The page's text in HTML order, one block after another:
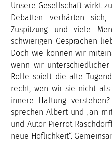
Unsere Gesellschaft wirkt
Debatten verhärten
Zuspitzung und viele
schwierigen Gesprächen
Doch wie können wir
wenn wir
Rolle spielt die alte
recht, wen wir sie nicht
innere Haltung
sprechen Albert und Jan
und Autor Pierrot
neue Höflichkeit“.